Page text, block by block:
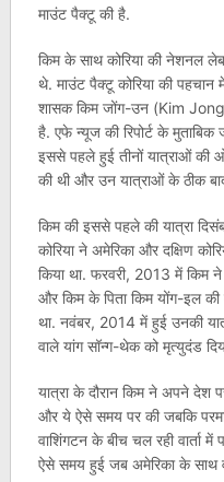
माउंट पैक्टू की है.
किम के साथ कोरिया की नेशनल
थे. माउंट पैक्टू कोरिया की
शासक किम जोंग-उन (Kim Jong-
है. एफे न्यूज की रिपोर्ट के मुताबिक
इससे पहले हुई तीनों यात्राओं की
की थी और उन यात्राओं के ठीक
किम की इससे पहले की यात्रा
कोरिया ने अमेरिका और दक्षिण
किया था. फरवरी, 2013 में किम
और किम के पिता किम योंग-इल
था. नवंबर, 2014 में हुई उनकी
वाले यांग सॉन्ग-थेक को मृत्युदंड
यात्रा के दौरान किम ने अपने देश
और ये ऐसे समय पर की जबकि
वाशिंगटन के बीच चल रही वार्ता
ऐसे समय हुई जब अमेरिका के साथ